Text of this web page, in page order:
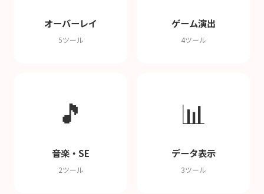
オーバーレイ
5ツール
ゲーム演出
4ツール
🎵
音楽・SE
2ツール
📊
データ表示
3ツール